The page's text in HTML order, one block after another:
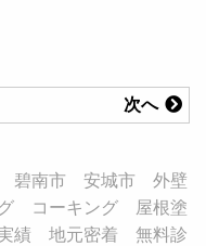
次へ
碧南市 安城市 外壁
コーキング 屋根塗
地元密着 無料診